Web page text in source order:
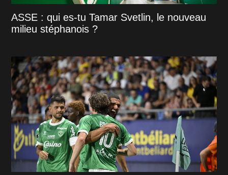
ASSE : qui es-tu Tamar Svetlin, le nouveau
milieu stéphanois ?